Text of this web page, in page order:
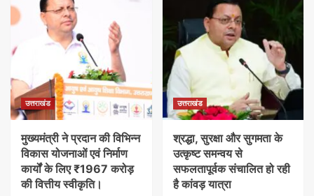
उत्तराखंड
मुख्यमंत्री ने प्रदान की विभिन्न
विकास योजनाओं एवं निर्माण
कार्यों के लिए ₹1967 करोड़
की वित्तीय स्वीकृति।
उत्तराखंड
श्रद्धा, सुरक्षा और सुगमता के
उत्कृष्ट समन्वय से
सफलतापूर्वक संचालित हो रही
है कांवड़ यात्रा